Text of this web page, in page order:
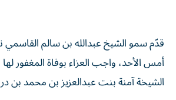
قدّم سمو الشيخ عبدالله بن سالم القاسمي
أمس الأحد، واجب العزاء بوفاة المغفور لها
الشيخة آمنة بنت عبدالعزيز بن محمد بن